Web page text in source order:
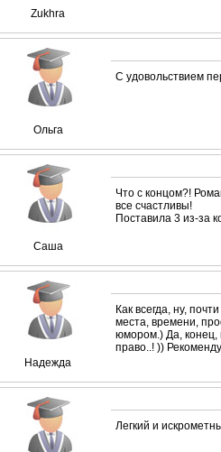
Zukhra
Ольга
С удовольствием
Саша
Что с концом?!
все счастливы!
Поставила 3 из-за
Надежда
Как всегда, ну,
места, времени,
юмором.) Да, конец,
право..! ))
Легкий и